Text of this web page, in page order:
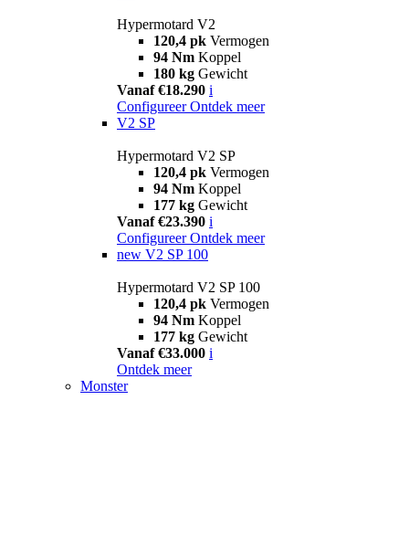
Hypermotard V2
120,4 pk Vermogen
94 Nm Koppel
180 kg Gewicht
Vanaf €18.290 i
Configureer Ontdek meer
V2 SP
Hypermotard V2 SP
120,4 pk Vermogen
94 Nm Koppel
177 kg Gewicht
Vanaf €23.390 i
Configureer Ontdek meer
new V2 SP 100
Hypermotard V2 SP 100
120,4 pk Vermogen
94 Nm Koppel
177 kg Gewicht
Vanaf €33.000 i
Ontdek meer
Monster